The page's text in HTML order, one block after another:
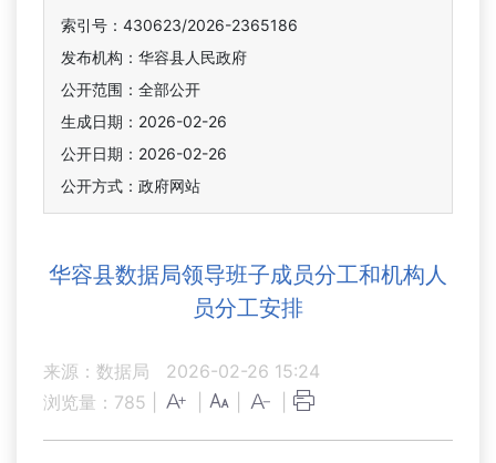
索引号：430623/2026-2365186
发布机构：华容县人民政府
公开范围：全部公开
生成日期：2026-02-26
公开日期：2026-02-26
公开方式：政府网站
华容县数据局领导班子成员分工和机构人
员分工安排
来源：数据局
2026-02-26 15:24
浏览量： 785